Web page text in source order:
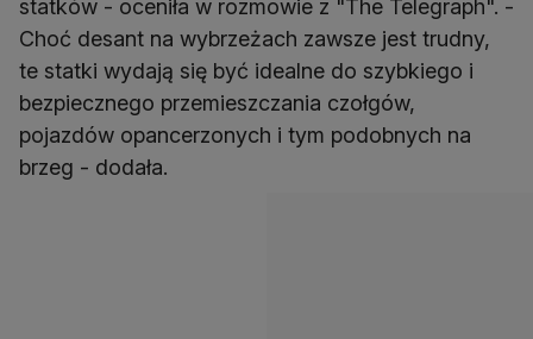
statków - oceniła w rozmowie z "The Telegraph". -
Choć desant na wybrzeżach zawsze jest trudny,
te statki wydają się być idealne do szybkiego i
bezpiecznego przemieszczania czołgów,
pojazdów opancerzonych i tym podobnych na
brzeg - dodała.